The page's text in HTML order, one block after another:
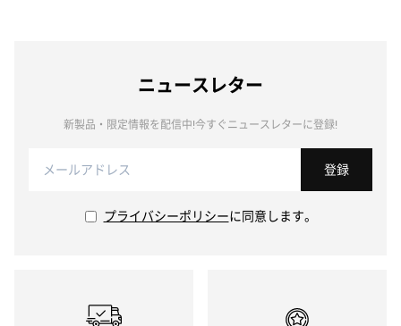
ニュースレター
新製品・限定情報を配信中!今すぐニュースレターに登録!
登録
プライバシーポリシーに同意します。